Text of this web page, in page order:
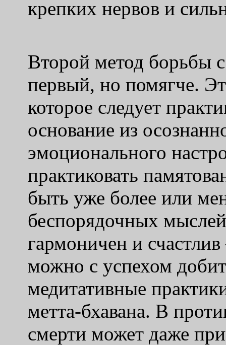
крепких нервов и
Второй метод борьбы
первый, но помягче.
которое следует
основание из
эмоционального
практиковать
быть уже более или
беспорядочных
гармоничен и
можно с успехом
медитативные
метта-бхавана. В
смерти может даже